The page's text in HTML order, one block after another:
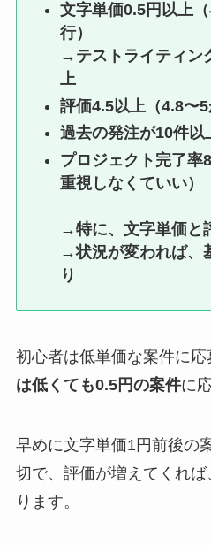
文字単価0.5円以上
行）
→テストライティン
上
評価4.5以上（4.8〜5
過去の発注が10件以
プロジェクト完了率
重視しなくていい）
→特に、文字単価と
→状況が変われば、
り
初心者は低単価な案件に応
は低くても0.5円の案件に
早めに文字単価1円前後の
切で、評価が増えてくれ
ります。